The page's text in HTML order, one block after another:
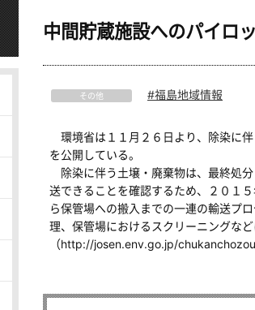
中間貯蔵施設へのパイロ
その他 福島地域情報
環境省は１１月２６日より、除染に
を公開している。
除染に伴う土壌・廃棄物は、最終処
送できることを確認するため、２０１
ら保管場への搬入までの一連の輸送プ
理、保管場におけるスクリーニングな
（http://josen.env.go.jp/